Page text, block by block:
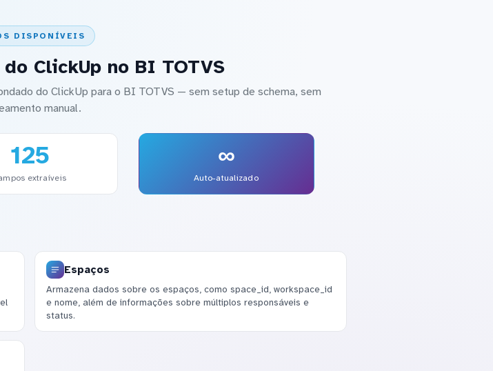
DISPONÍVEIS
ClickUp no BI TOTVS
do ClickUp para o BI TOTVS — sem setup de schema, sem
manual.
125
extraíveis
∞
Auto-atualizado
Espaços
Armazena dados sobre os espaços, como space_id, workspace_id
e nome, além de informações sobre múltiplos responsáveis e
status.